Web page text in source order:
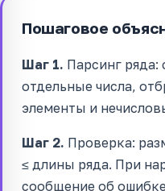
Пошаговое
Шаг 1. Парсинг ряда:
отдельные числа,
элементы и
Шаг 2. Проверка:
≤ длины ряда. При
сообщение об